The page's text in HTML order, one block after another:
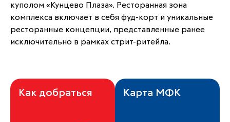
куполом «Кунцево Плаза». Ресторанная зона
комплекса включает в себя фуд-корт и уникальные
ресторанные концепции, представленные ранее
исключительно в рамках стрит-ритейла.
Как добраться Карта МФК